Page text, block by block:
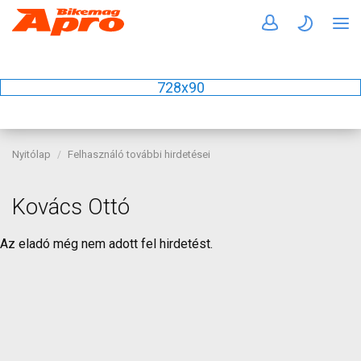
728x90
Nyitólap Felhasználó további hirdetései
Kovács Ottó
Az eladó még nem adott fel hirdetést.